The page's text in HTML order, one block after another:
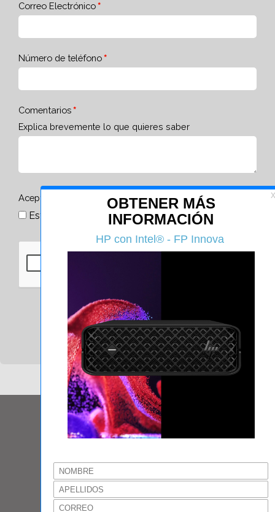
Correo Electrónico
Número de teléfono
Comentarios
Explica brevemente lo que quieres saber
Acepto la política de privacidad
Estoy de acuerdo
Enviar
fpinnova@fpinnova.com